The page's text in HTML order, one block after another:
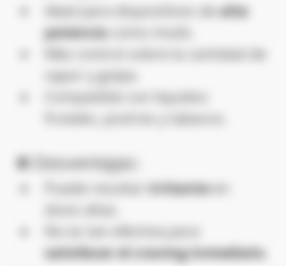
Ideal para dispositivos de alta
potencia
Más control sobre la cantidad de
vapor y golpe.
Compatible con líquidos
❌ Desventajas:
Puede resultar irritante en
No es tan efectiva para
satisfacer el craving inmediato